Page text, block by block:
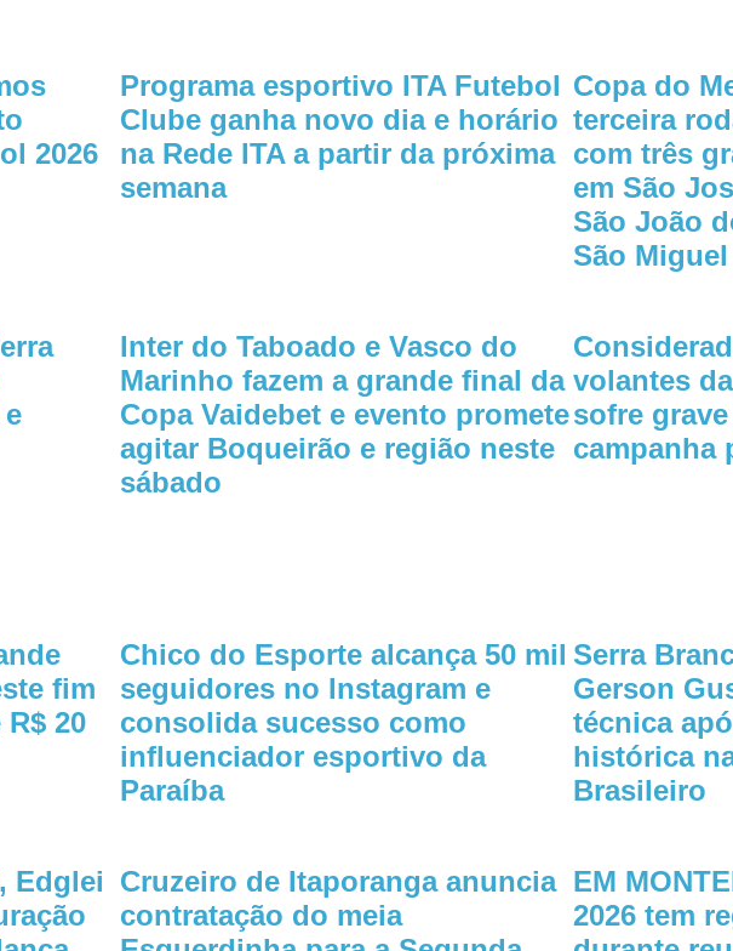
2026
Programa esportivo ITA Futebol
Clube ganha novo dia e horário
na Rede ITA a partir da próxima
semana
Copa do
terceira
com três
em São
São João
São Miguel
Inter do Taboado e Vasco do
Marinho fazem a grande final da
Copa Vaidebet e evento promete
agitar Boqueirão e região neste
sábado
volantes
sofre
campanha
fim
20
Chico do Esporte alcança 50 mil
seguidores no Instagram e
consolida sucesso como
influenciador esportivo da
Paraíba
Serra
Gerson
técnica
histórica
Brasileiro
Edglei Cruzeiro de Itaporanga anuncia
contratação do meia
EM
2026 tem